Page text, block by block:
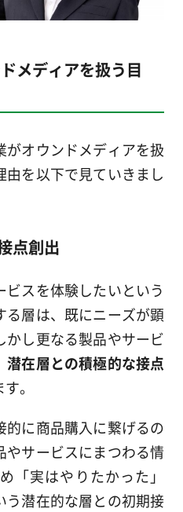
メディアを扱う目
オウンドメディアを扱
由を以下で見ていきまし
点創出
スを体験したいという
層は、既にニーズが顕
し更なる製品やサービ
潜在層との積極的な接点
。
に商品購入に繋げるの
サービスにまつわる情
「実はやりたかった」
う潜在的な層との初期接